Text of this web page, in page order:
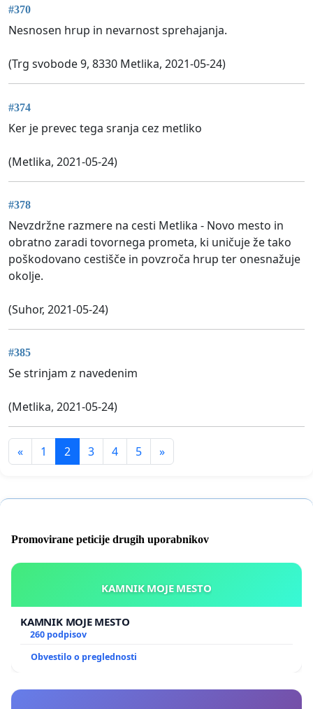
#370
Nesnosen hrup in nevarnost sprehajanja.
(Trg svobode 9, 8330 Metlika, 2021-05-24)
#374
Ker je prevec tega sranja cez metliko
(Metlika, 2021-05-24)
#378
Nevzdržne razmere na cesti Metlika - Novo mesto in
obratno zaradi tovornega prometa, ki uničuje že tako
poškodovano cestišče in povzroča hrup ter onesnažuje
okolje.
(Suhor, 2021-05-24)
#385
Se strinjam z navedenim
(Metlika, 2021-05-24)
« 1 2 3 4 5 »
Promovirane peticije drugih uporabnikov
KAMNIK MOJE MESTO
KAMNIK MOJE MESTO
260 podpisov
Obvestilo o preglednosti